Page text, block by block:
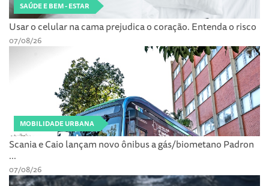
SAÚDE E BEM - ESTAR
Usar o celular na cama prejudica o coração. Entenda o risco
07/08/26
MOBILIDADE URBANA
Scania e Caio lançam novo ônibus a gás/biometano Padron
...
07/08/26